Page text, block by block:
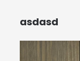
asdasd